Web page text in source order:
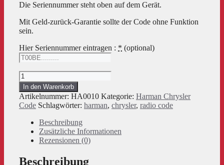
Die Seriennummer steht oben auf dem Gerät.
Mit Geld-zurück-Garantie sollte der Code ohne Funktion
sein.
Hier Seriennummer eintragen : * (optional)
Radio
Code
passend
für
Chrysler
Harman
MyGIG
NTG4
Menge
In den Warenkorb
Artikelnummer: HA0010 Kategorie: Harman Chrysler
Code Schlagwörter: harman, chrysler, radio code
Beschreibung
Zusätzliche Informationen
Rezensionen (0)
Beschreibung